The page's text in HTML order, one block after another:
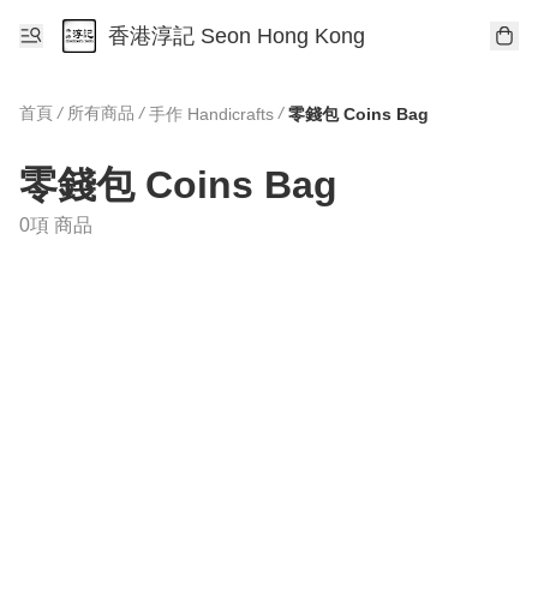
香港淳記 Seon Hong Kong
首頁 / 所有商品 / 手作 Handicrafts / 零錢包 Coins Bag
零錢包 Coins Bag
0項 商品